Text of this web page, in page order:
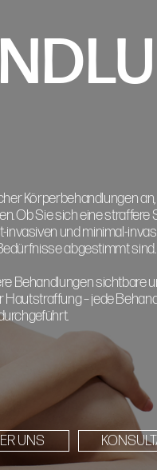
Körperbehandlungen an,
Ob Sie sich eine straffere
und minimal-
abgestimmt sind.
Behandlungen sichtbare
Hautstraffung – jede
UNS